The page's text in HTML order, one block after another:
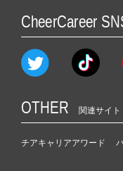
CheerCareer
OTHER 関連サイト
チアキャリアアワード